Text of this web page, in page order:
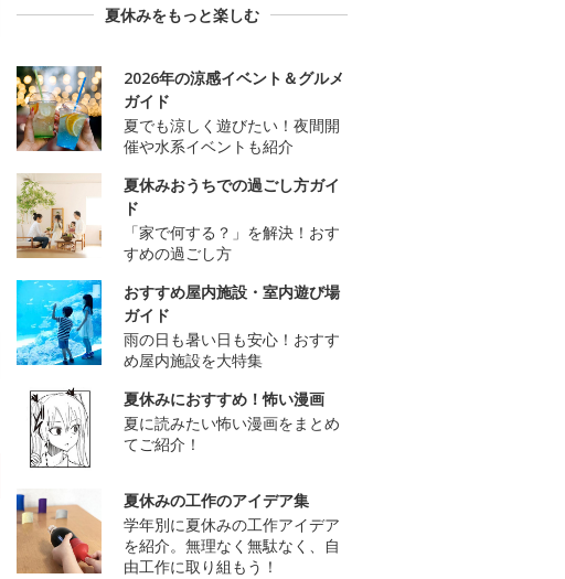
夏休みをもっと楽しむ
2026年の涼感イベント＆グルメ
ガイド
夏でも涼しく遊びたい！夜間開
催や水系イベントも紹介
夏休みおうちでの過ごし方ガイ
ド
「家で何する？」を解決！おす
すめの過ごし方
おすすめ屋内施設・室内遊び場
ガイド
雨の日も暑い日も安心！おすす
め屋内施設を大特集
夏休みにおすすめ！怖い漫画
夏に読みたい怖い漫画をまとめ
てご紹介！
夏休みの工作のアイデア集
学年別に夏休みの工作アイデア
を紹介。無理なく無駄なく、自
由工作に取り組もう！